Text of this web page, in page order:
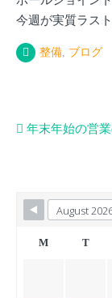
今週が実質ラス
整備, ブログ
投
ビ
ゲ
年末年始の営
M T